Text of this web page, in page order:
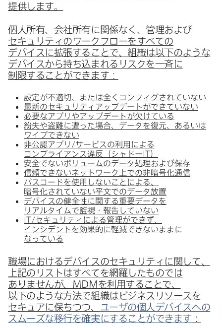
提供します。
個人所有、​会社所有に​関係なく、​管理および​
セキュリティの​ワークフローを​すべての​
デバイスに​拡張する​ことで、​組織は​以下のような​
デバイスから​持ち込まれる​リスクを​一斉に​
制限する​ことができます：
設定が​不適切、​または​全く​コンフィグされていない
最新の​セキュリティアップデートが​できていない
必要な​アプリや​アップデートが​欠けている
紛失や​盗難に​遭った​場合、​データを​復元、​あるいは​
ワイプできない
非​公認アプリ/サービスの​利用に​よる​
コンプライアンス違反​（シャドーIT）
安全で​ない​ボリュームの​データ処理および​保存
信頼できない​ネットワーク上での​非暗号化通信
パスコードを​使用しない​ことに​よる、​
暗号化されていない​平文での​データ放置
デバイスの​健全性に​関する​重要データを​
リアルタイムで​監視・​報告していない
IT/セキュリティに​よる​管理が​できず、​
インシデントを​効果的に​軽減できないままに​
なっている
職場に​おける​デバイスの​セキュリティに​関して、​
上記の​リストは​すべてを​網羅した​ものでは​
ありませんが、
MDMを​利用する​ことで、​
以下のような​方​法で​組織は​ビジネスリソースを​
セキュアに​保ちつつ、
ユーザの​個人デバイスへの​
スムーズな​移行を​確実に​する​ことができます ：